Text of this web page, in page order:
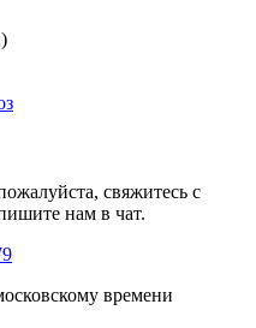
свяжитесь с
нам в чат.
времени